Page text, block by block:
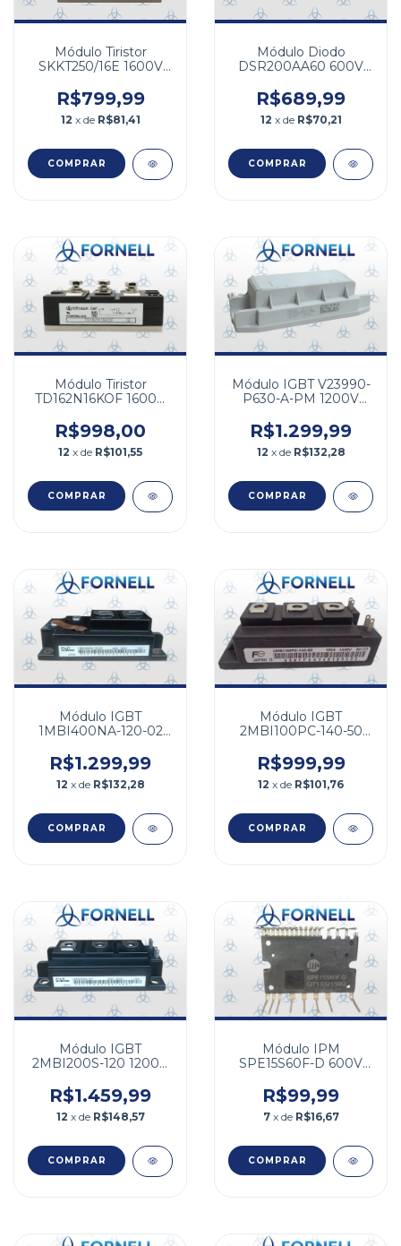
Módulo Tiristor
SKKT250/16E 1600V
R$799,99
12 x de R$81,41
Módulo Diodo
DSR200AA60 600V
R$689,99
12 x de R$70,21
Módulo Tiristor
TD162N16KOF 1600V
R$998,00
12 x de R$101,55
Módulo IGBT V23990-
P630-A-PM 1200V
R$1.299,99
12 x de R$132,28
Módulo IGBT
1MBI400NA-120-02
R$1.299,99
12 x de R$132,28
Módulo IGBT
2MBI100PC-140-50
R$999,99
12 x de R$101,76
Módulo IGBT
2MBI200S-120 1200V
R$1.459,99
12 x de R$148,57
Módulo IPM
SPE15S60F-D 600V
R$99,99
7 x de R$16,67